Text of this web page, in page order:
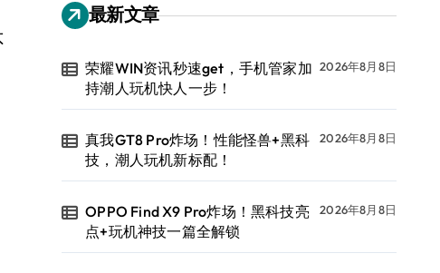
最新文章
荣耀WIN资讯秒速get，手机管家加
持潮人玩机快人一步！
2026年8月8日
真我GT8 Pro炸场！性能怪兽+黑科
技，潮人玩机新标配！
2026年8月8日
OPPO Find X9 Pro炸场！黑科技亮
点+玩机神技一篇全解锁
2026年8月8日